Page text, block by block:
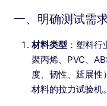
一、明确测试需
材料类型 ：塑料
聚丙烯、PVC、
度、韧性、延展性
材料的拉力试验机。